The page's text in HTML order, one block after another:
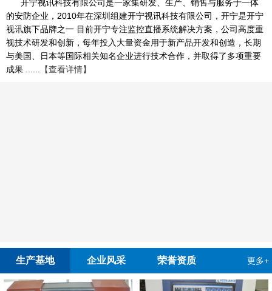
开宁视讯科技有限公司是一家集研发、生产、销售与服务于一体
的安防企业，2010年在深圳组建开宁视讯科技有限公司，开宁是开宁
视讯旗下品牌之一 目前开宁专注监控直播系统解决方案，公司高度重
视技术研发和创新，每年投入大量资金用于新产品开发和创造，长期
与美国、日本等国际相关知名企业进行技术合作，并取得了多项重要
成果 ......
【查看详情】
生产基地 企业风采 荣誉资质 更多+